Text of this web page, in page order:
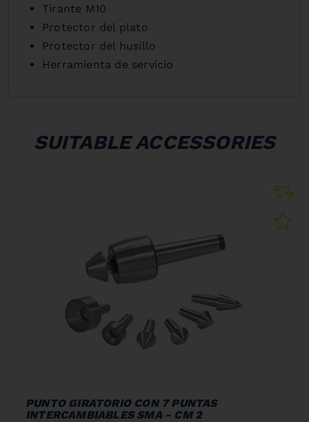
Tirante M10
Protector del plato
Protector del husillo
Herramienta de servicio
SUITABLE ACCESSORIES
PUNTO GIRATORIO CON 7 PUNTAS
INTERCAMBIABLES SMA - CM 2